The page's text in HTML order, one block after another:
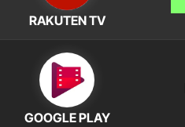
RAKUTEN TV
GOOGLE PLAY